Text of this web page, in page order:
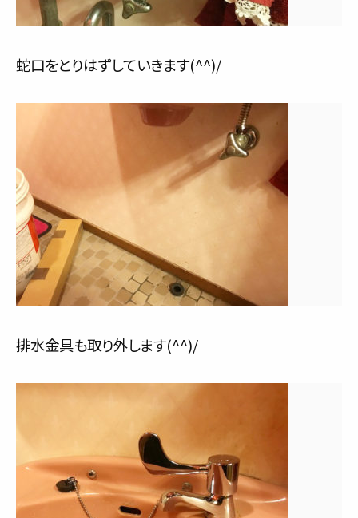
蛇口をとりはずしていきます(^^)/
排水金具も取り外します(^^)/